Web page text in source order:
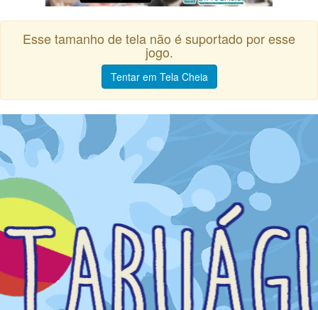
Esse tamanho de tela não é suportado por esse
jogo.
Tentar em Tela Cheia